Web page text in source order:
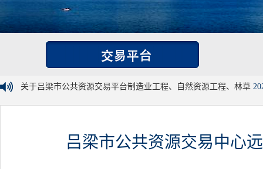
关于吕梁市公共资源交易平台制造业工程、自然资源工程、林草
吕梁市公共资源交易中心